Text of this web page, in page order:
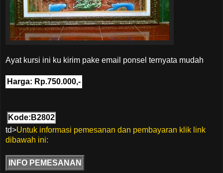
Ayat kursi ini ku kirim pake email ponsel ternyata mudah
Harga: Rp.750.000,-
Kode:B2802
td>Untuk informasi pemesanan dan pembayaran klik link
dibawah ini:
INFO PEMESANAN